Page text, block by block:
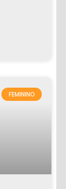
FEMININO